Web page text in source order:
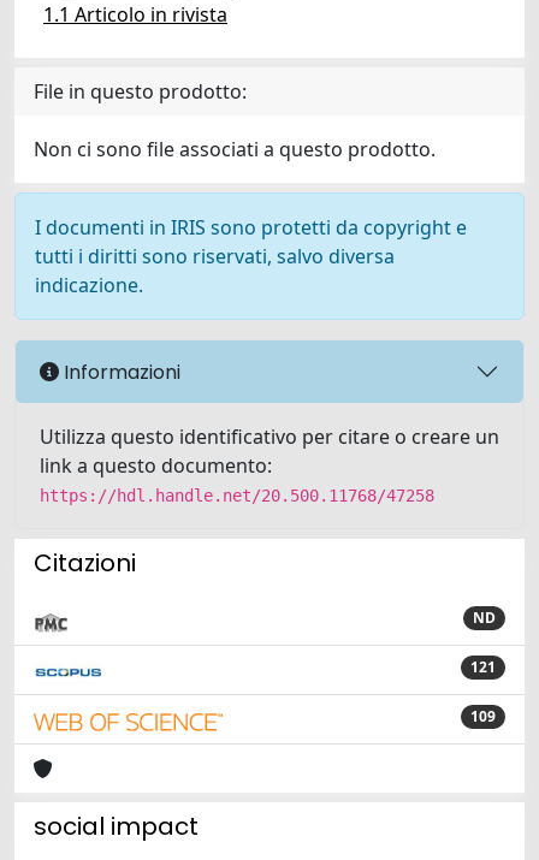
1.1 Articolo in rivista
File in questo prodotto:
Non ci sono file associati a questo prodotto.
I documenti in IRIS sono protetti da copyright e
tutti i diritti sono riservati, salvo diversa
indicazione.
Informazioni
Utilizza questo identificativo per citare o creare un
link a questo documento:
https://hdl.handle.net/20.500.11768/47258
Citazioni
ND
121
109
social impact